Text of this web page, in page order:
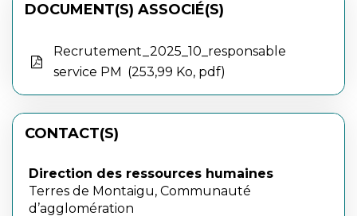
DOCUMENT(S) ASSOCIÉ(S)
Recrutement_2025_10_responsable
service PM
253,99 Ko, pdf
CONTACT(S)
Direction des ressources humaines
Terres de Montaigu, Communauté
d’agglomération